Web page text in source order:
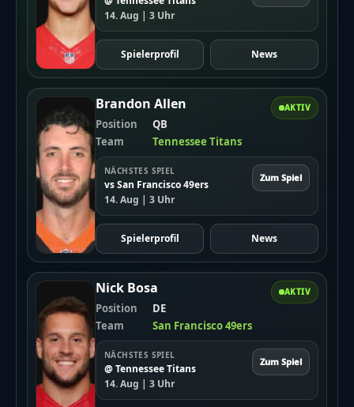
14. Aug | 3 Uhr
Spielerprofil News
AKTIV
Brandon Allen
Position
QB
Team
Tennessee Titans
NÄCHSTES SPIEL
vs San Francisco 49ers
14. Aug | 3 Uhr
Zum Spiel
Spielerprofil News
AKTIV
Nick Bosa
Position
DE
Team
San Francisco 49ers
NÄCHSTES SPIEL
@ Tennessee Titans
14. Aug | 3 Uhr
Zum Spiel